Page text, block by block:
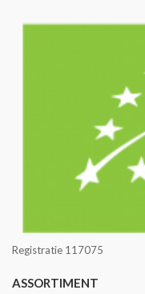
Registratie 117075
ASSORTIMENT